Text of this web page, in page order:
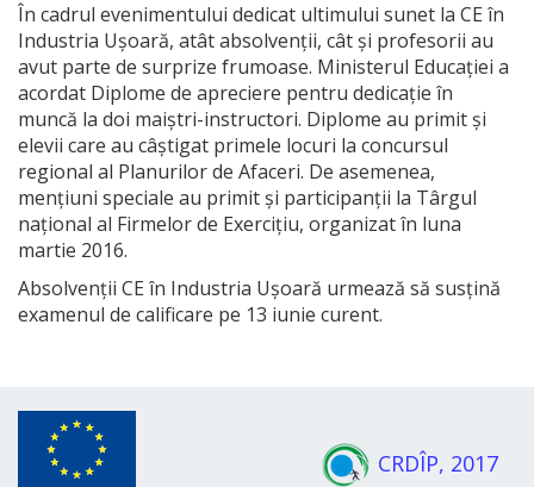
În cadrul evenimentului dedicat ultimului sunet la CE în
Industria Ușoară, atât absolvenții, cât și profesorii au
avut parte de surprize frumoase. Ministerul Educației a
acordat Diplome de apreciere pentru dedicație în
muncă la doi maiștri-instructori. Diplome au primit și
elevii care au câștigat primele locuri la concursul
regional al Planurilor de Afaceri. De asemenea,
mențiuni speciale au primit și participanții la Târgul
național al Firmelor de Exercițiu, organizat în luna
martie 2016.
Absolvenții CE în Industria Ușoară urmează să susțină
examenul de calificare pe 13 iunie curent.
CRDÎP, 2017